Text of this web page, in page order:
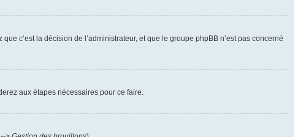
c’est la décision de l’administrateur, et que le groupe phpBB n’est pas concerné
aux étapes nécessaires pour ce faire.